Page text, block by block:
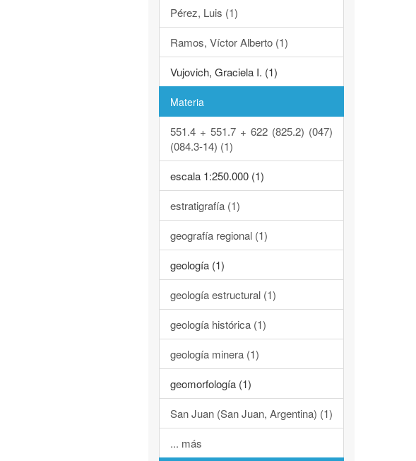
Pérez, Luis (1)
Ramos, Víctor Alberto (1)
Vujovich, Graciela I. (1)
Materia
551.4 + 551.7 + 622 (825.2) (047)
(084.3-14) (1)
escala 1:250.000 (1)
estratigrafía (1)
geografía regional (1)
geología (1)
geología estructural (1)
geología histórica (1)
geología minera (1)
geomorfología (1)
San Juan (San Juan, Argentina) (1)
... más